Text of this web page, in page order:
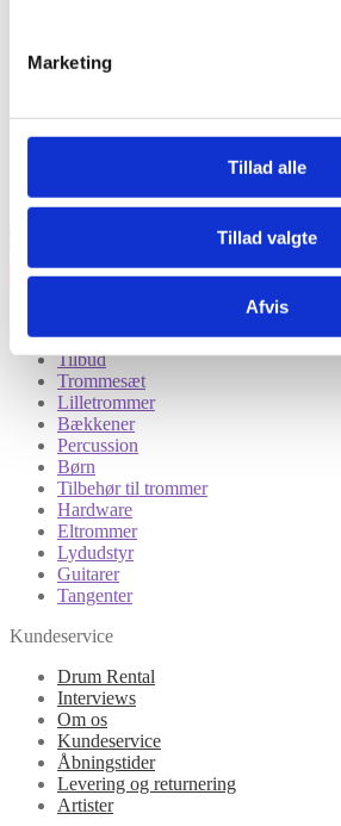
Marketing
Tillad alle
Tillad valgte
Afvis
Modtag nyheder på mail når vi har nye
Tilbud
Trommesæt
Lilletrommer
Bækkener
Percussion
Børn
Tilbehør til trommer
Hardware
Eltrommer
Lydudstyr
Guitarer
Tangenter
Kundeservice
Drum Rental
Interviews
Om os
Kundeservice
Åbningstider
Levering og returnering
Artister